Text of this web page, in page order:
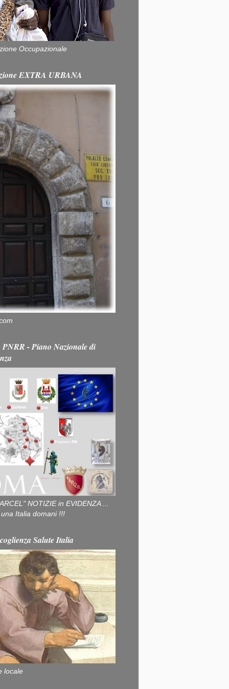
Occupazionale
EXTRA URBANA
- Piano Nazionale di
NOTIZIE in EVIDENZA ...
Italia domani !!!
Salute Italia
locale